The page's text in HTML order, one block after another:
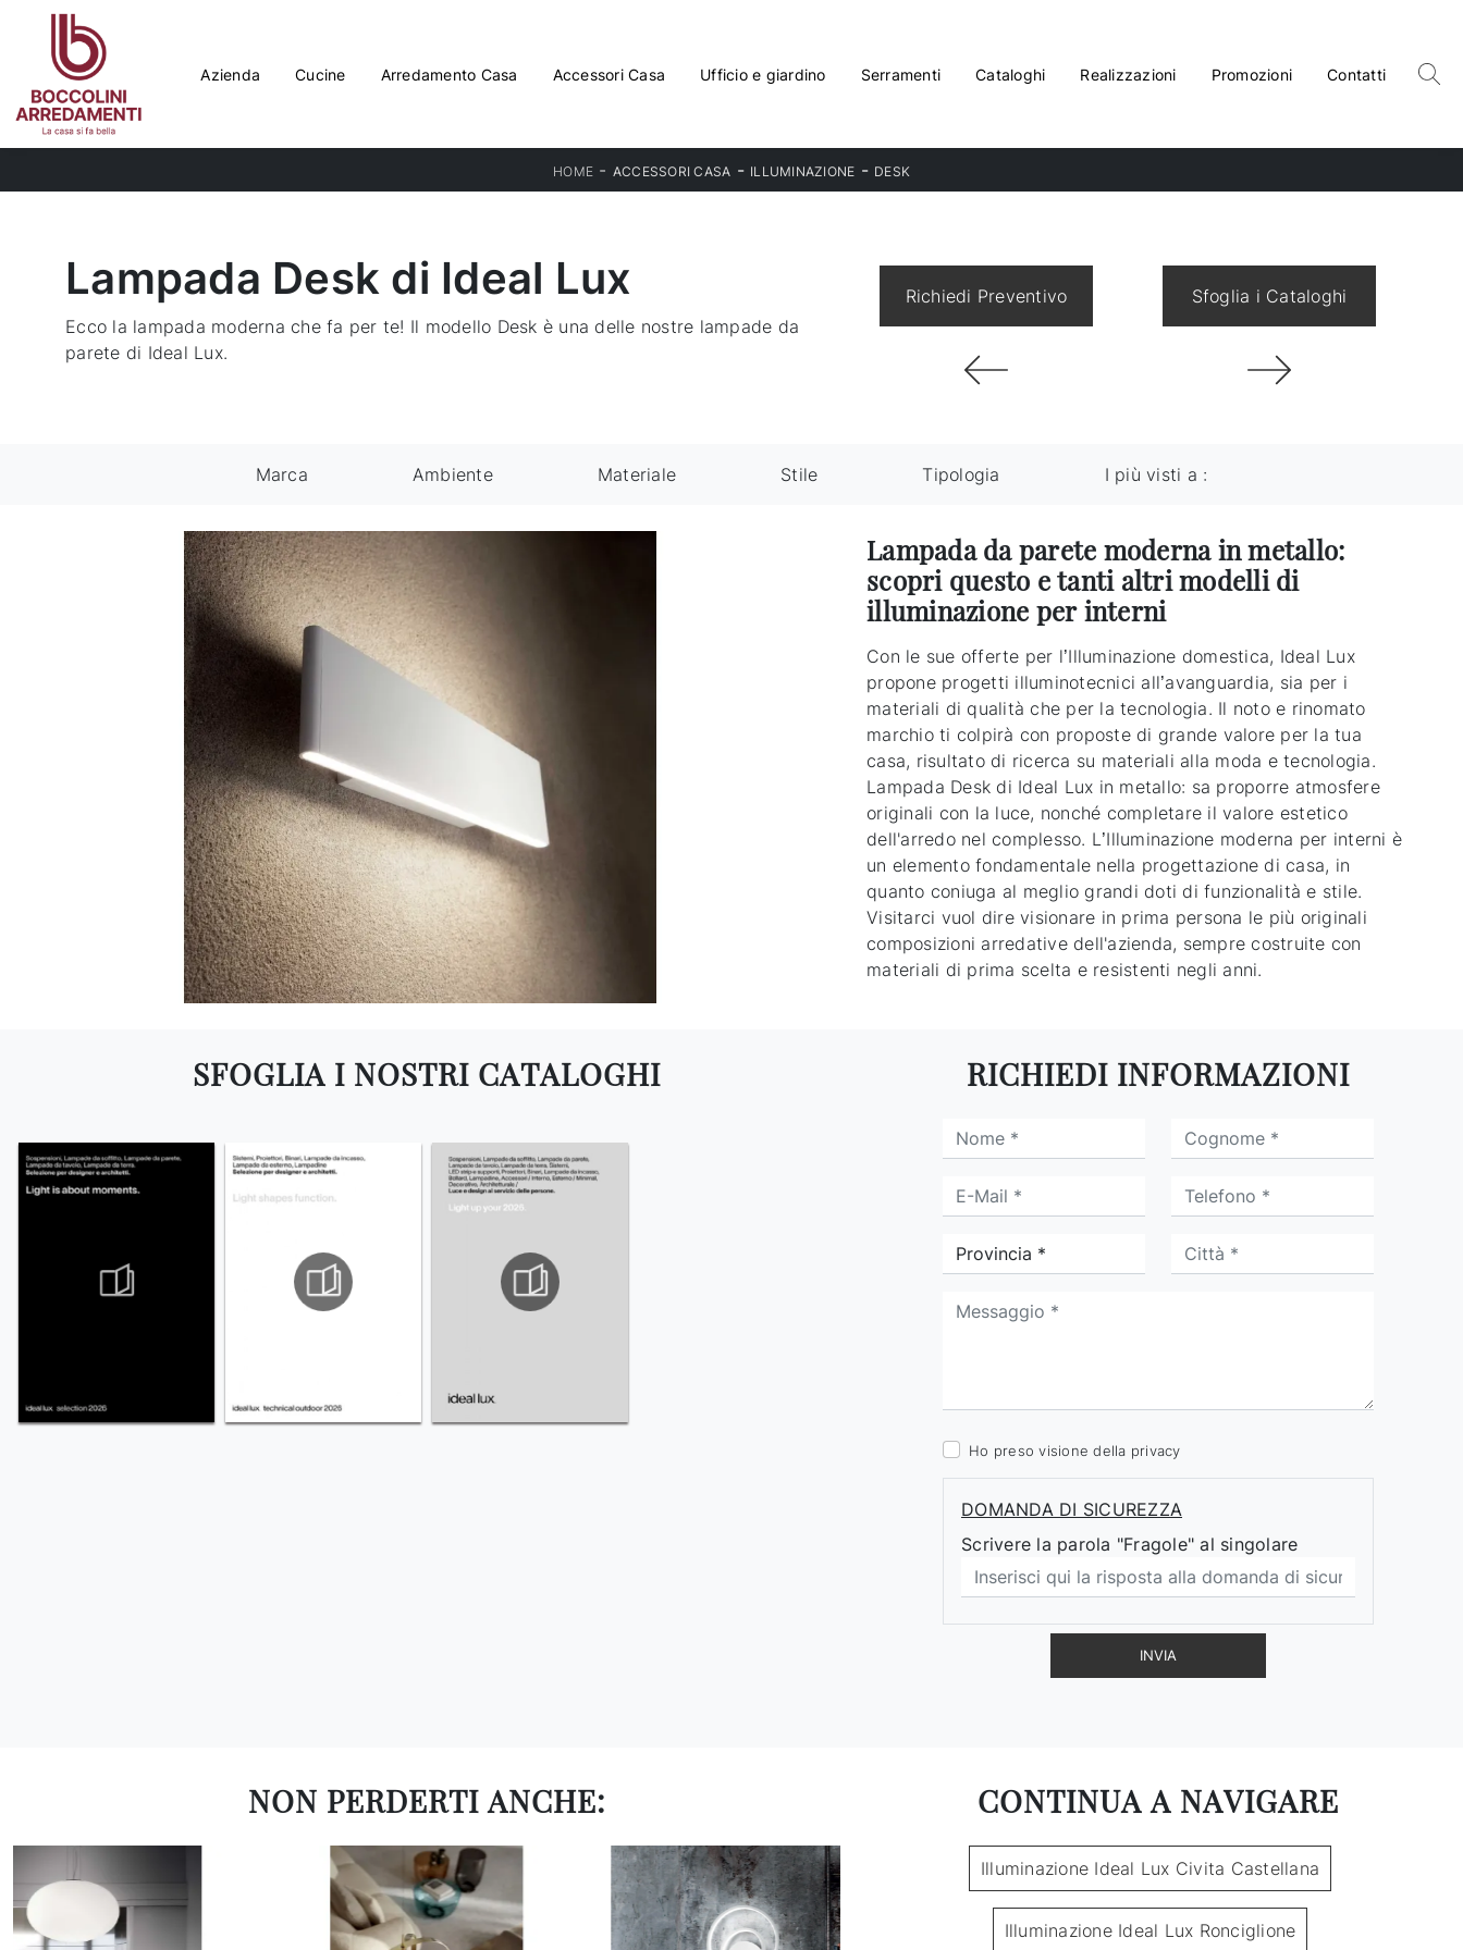
Azienda Cucine Arredamento Casa Accessori Casa Ufficio e giardino Serramenti Cataloghi Realizzazioni Promozioni Contatti
HOME - ACCESSORI CASA - ILLUMINAZIONE - DESK
Lampada Desk di Ideal Lux
Ecco la lampada moderna che fa per te! Il modello Desk è una delle nostre lampade da
parete di Ideal Lux.
Richiedi Preventivo Sfoglia i Cataloghi
Marca Ambiente Materiale Stile Tipologia I più visti a :
Lampada da parete moderna in metallo:
scopri questo e tanti altri modelli di
illuminazione per interni
Con le sue offerte per l’Illuminazione domestica, Ideal Lux
propone progetti illuminotecnici all’avanguardia, sia per i
materiali di qualità che per la tecnologia. Il noto e rinomato
marchio ti colpirà con proposte di grande valore per la tua
casa, risultato di ricerca su materiali alla moda e tecnologia.
Lampada Desk di Ideal Lux in metallo: sa proporre atmosfere
originali con la luce, nonché completare il valore estetico
dell'arredo nel complesso. L’Illuminazione moderna per interni è
un elemento fondamentale nella progettazione di casa, in
quanto coniuga al meglio grandi doti di funzionalità e stile.
Visitarci vuol dire visionare in prima persona le più originali
composizioni arredative dell'azienda, sempre costruite con
materiali di prima scelta e resistenti negli anni.
SFOGLIA I NOSTRI CATALOGHI RICHIEDI INFORMAZIONI
Ho preso visione della privacy
DOMANDA DI SICUREZZA
Scrivere la parola "Fragole" al singolare
INVIA
NON PERDERTI ANCHE: CONTINUA A NAVIGARE
Illuminazione Ideal Lux Civita Castellana
Illuminazione Ideal Lux Ronciglione